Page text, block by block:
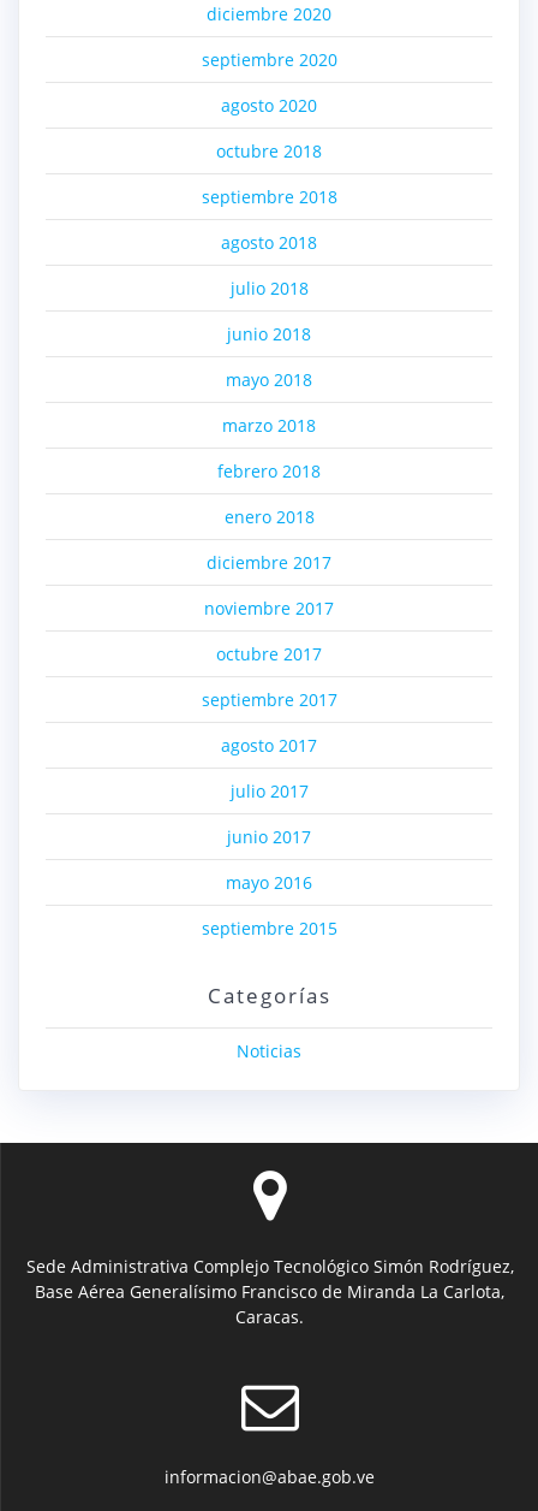
diciembre 2020
septiembre 2020
agosto 2020
octubre 2018
septiembre 2018
agosto 2018
julio 2018
junio 2018
mayo 2018
marzo 2018
febrero 2018
enero 2018
diciembre 2017
noviembre 2017
octubre 2017
septiembre 2017
agosto 2017
julio 2017
junio 2017
mayo 2016
septiembre 2015
Categorías
Noticias
Sede Administrativa Complejo Tecnológico Simón Rodríguez,
Base Aérea Generalísimo Francisco de Miranda La Carlota,
Caracas.
informacion@abae.gob.ve